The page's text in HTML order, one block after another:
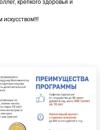
крепкого здоровья и